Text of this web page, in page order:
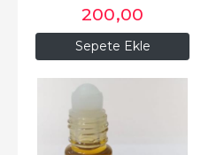
Sepete Ekle
200,00